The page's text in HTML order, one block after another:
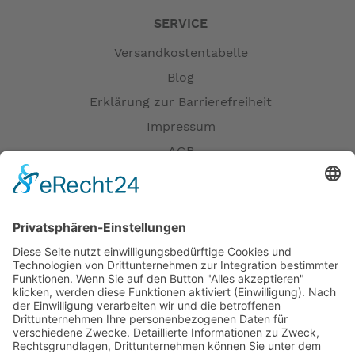
SERVICE
Versandkostentabelle
Blog
Erklärung zur Barrierefreiheit
Impressum
AGB
Versandpartner
Öffnungszeiten
Verfügbarkeit
Größenrechner (Umlaufmaß)
Datenschutz
Fernabsatz
Rücknahme (Zelte)